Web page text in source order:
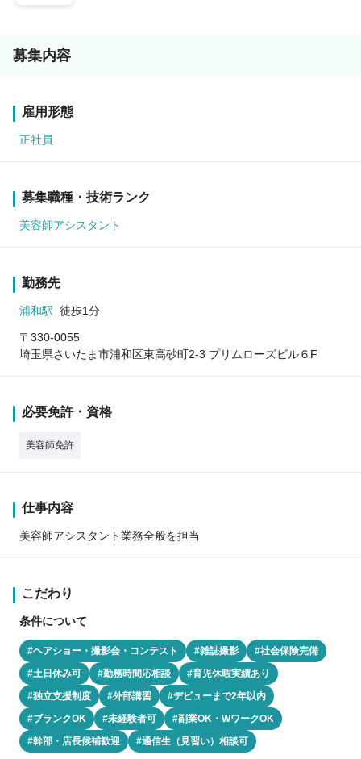
募集内容
雇用形態
正社員
募集職種・技術ランク
美容師アシスタント
勤務先
浦和駅 徒歩1分
〒330-0055
埼玉県さいたま市浦和区東高砂町2-3 プリムローズビル６F
必要免許・資格
美容師免許
仕事内容
美容師アシスタント業務全般を担当
こだわり
条件について
#ヘアショー・撮影会・コンテスト #雑誌撮影
#社会保険完備
#土日休み可
#勤務時間応相談
#育児休暇実績あり
#独立支援制度
#外部講習
#デビューまで2年以内
#ブランクOK
#未経験者可
#副業OK・WワークOK
#幹部・店長候補歓迎
#通信生（見習い）相談可